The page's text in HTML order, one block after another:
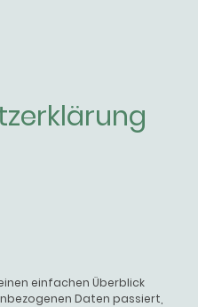
einfachen Überblick
Daten passiert,